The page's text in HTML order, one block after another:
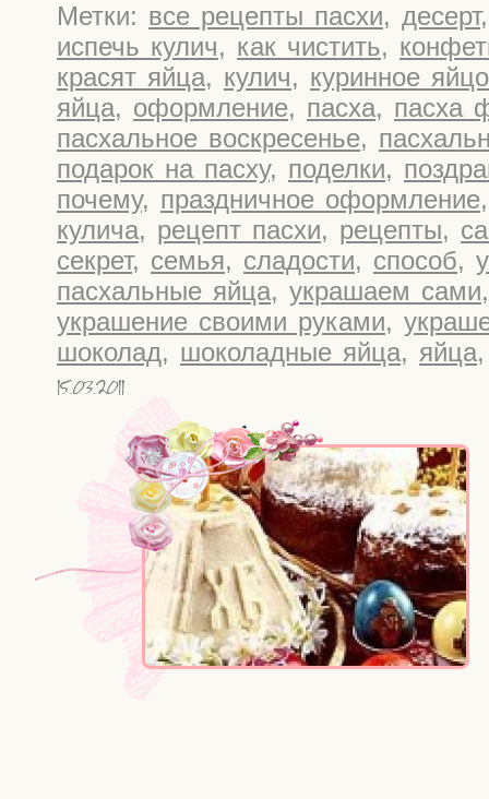
Метки: все рецепты пасхи, десерт
испечь кулич, как чистить,
красят яйца, кулич, куринное яйцо
яйца, оформление, пасха, пасха
пасхальное воскресенье,
подарок на пасху, поделки,
почему, праздничное оформление
кулича, рецепт пасхи, рецепты,
секрет, семья, сладости, способ,
пасхальные яйца, украшаем сами
украшение своими руками,
шоколад, шоколадные яйца, яйца
15.03.2011